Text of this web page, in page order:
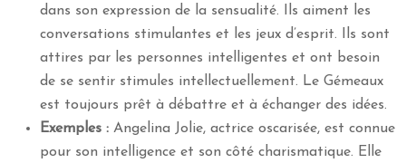
dans son expression de la sensualité. Ils aiment les
conversations stimulantes et les jeux d’esprit. Ils sont
attires par les personnes intelligentes et ont besoin
de se sentir stimules intellectuellement. Le Gémeaux
est toujours prêt à débattre et à échanger des idées.
Exemples : Angelina Jolie, actrice oscarisée, est connue
pour son intelligence et son côté charismatique. Elle